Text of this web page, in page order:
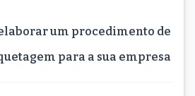
um procedimento de
para a sua empresa